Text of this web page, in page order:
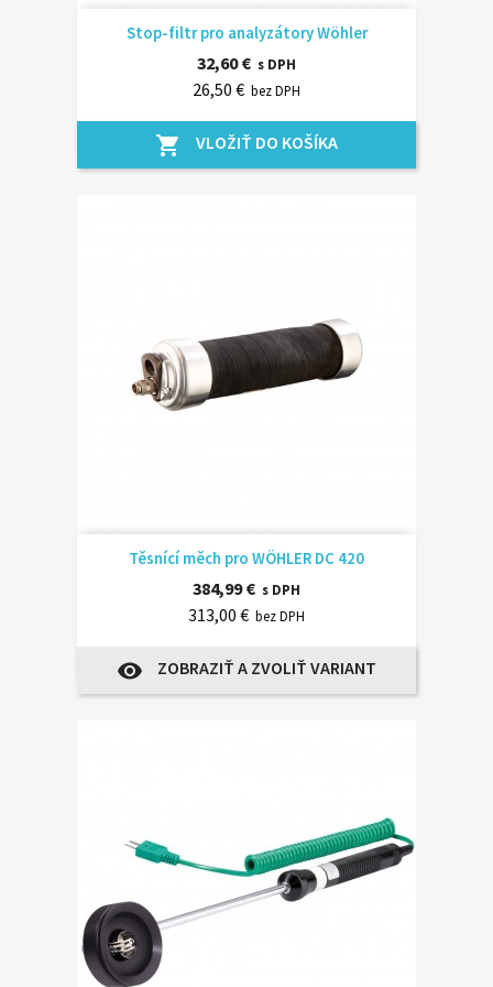
Stop-filtr pro analyzátory Wöhler
32,60 € s DPH
26,50 € bez DPH
shopping_cart VLOŽIŤ DO KOŠÍKA
Těsnící měch pro WÖHLER DC 420
384,99 € s DPH
313,00 € bez DPH
visibility ZOBRAZIŤ A ZVOLIŤ VARIANT